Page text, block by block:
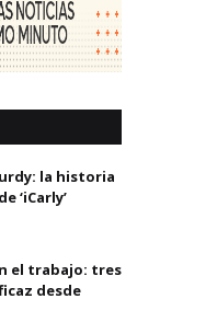
la historia
‘iCarly’
el trabajo: tres
desde